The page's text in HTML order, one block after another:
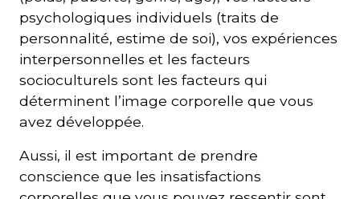
psychologiques individuels (traits de
personnalité, estime de soi), vos expériences
interpersonnelles et les facteurs
socioculturels sont les facteurs qui
déterminent l’image corporelle que vous
avez développée.
Aussi, il est important de prendre
conscience que les insatisfactions